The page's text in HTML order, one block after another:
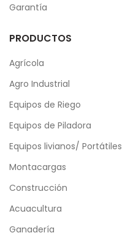
Garantía
PRODUCTOS
Agrícola
Agro Industrial
Equipos de Riego
Equipos de Piladora
Equipos livianos/ Portátiles
Montacargas
Construcción
Acuacultura
Ganadería